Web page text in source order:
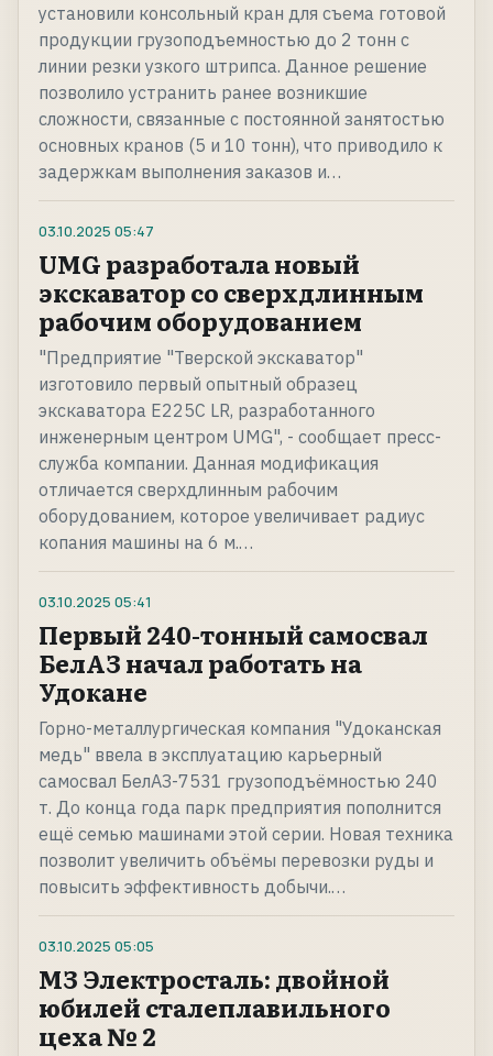
установили консольный кран для съема готовой
продукции грузоподъемностью до 2 тонн с
линии резки узкого штрипса. Данное решение
позволило устранить ранее возникшие
сложности, связанные с постоянной занятостью
основных кранов (5 и 10 тонн), что приводило к
задержкам выполнения заказов и…
03.10.2025 05:47
UMG разработала новый
экскаватор со сверхдлинным
рабочим оборудованием
"Предприятие "Тверской экскаватор"
изготовило первый опытный образец
экскаватора E225C LR, разработанного
инженерным центром UMG", - сообщает пресс-
служба компании. Данная модификация
отличается сверхдлинным рабочим
оборудованием, которое увеличивает радиус
копания машины на 6 м.…
03.10.2025 05:41
Первый 240-тонный самосвал
БелАЗ начал работать на
Удокане
Горно-металлургическая компания "Удоканская
медь" ввела в эксплуатацию карьерный
самосвал БелАЗ-7531 грузоподъёмностью 240
т. До конца года парк предприятия пополнится
ещё семью машинами этой серии. Новая техника
позволит увеличить объёмы перевозки руды и
повысить эффективность добычи.…
03.10.2025 05:05
МЗ Электросталь: двойной
юбилей сталеплавильного
цеха № 2